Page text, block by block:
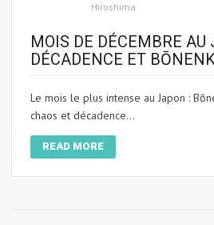
Hiroshima
MOIS DE DÉCEMBRE AU
DÉCADENCE ET
Le mois le plus intense au Japon :
chaos et décadence...
READ MORE